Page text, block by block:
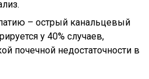
– острый канальцевый
у 40% случаев,
почечной недостаточности в